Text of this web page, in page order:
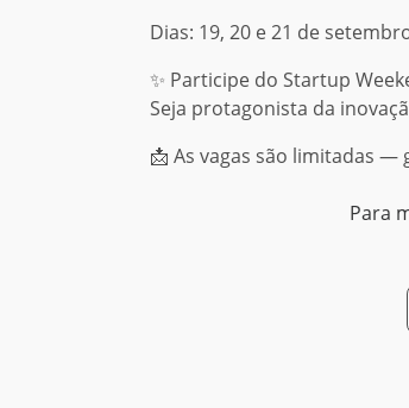
Dias: 19, 20 e 21 de
✨ Participe do Startup
Seja protagonista da
📩 As vagas são limitadas —
Para